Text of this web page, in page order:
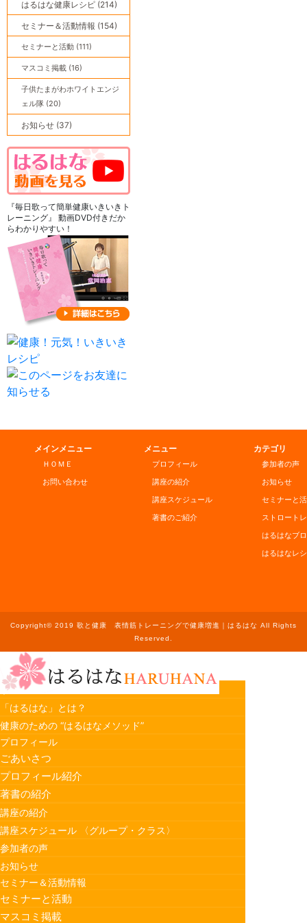
はるはな健康レシピ (214)
セミナー＆活動情報 (154)
セミナーと活動 (111)
マスコミ掲載 (16)
子供たまがわホワイトエンジ
ェル隊 (20)
お知らせ (37)
『毎日歌って簡単健康いきいきト
レーニング』 動画DVD付きだか
らわかりやすい！
メインメニュー
ＨＯＭＥ
お問い合わせ
メニュー
プロフィール
講座の紹介
講座スケジュール
著書のご紹介
カテゴリ
参加者の声
お知らせ
セミナーと
ストロート
はるはなブ
はるはなレ
Copyright© 2019 歌と健康 表情筋トレーニングで健康増進｜はるはな All Rights
Reserved.
ホーム
「はるはな」とは？
健康のための “はるはなメソッド”
プロフィール
ごあいさつ
プロフィール紹介
著書の紹介
講座の紹介
講座スケジュール 〈グループ・クラス〉
参加者の声
お知らせ
セミナー＆活動情報
セミナーと活動
マスコミ掲載